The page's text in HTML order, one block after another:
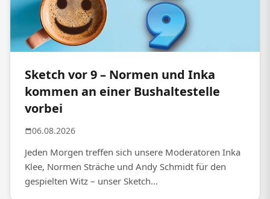
Sketch vor 9 – Normen und Inka
kommen an einer Bushaltestelle
vorbei
06.08.2026
Jeden Morgen treffen sich unsere Moderatoren Inka
Klee, Normen Sträche und Andy Schmidt für den
gespielten Witz – unser Sketch...